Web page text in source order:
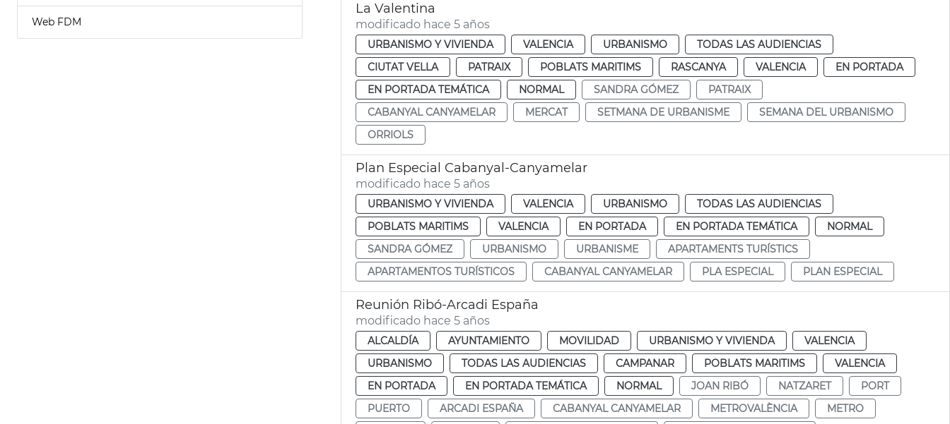
Web FDM
La Valentina
modificado hace 5 años
URBANISMO Y VIVIENDA VALENCIA URBANISMO
TODAS LAS AUDIENCIAS
CIUTAT VELLA
PATRAIX POBLATS MARITIMS RASCANYA VALENCIA
EN PORTADA
EN PORTADA TEMÁTICA
NORMAL SANDRA GÓMEZ
PATRAIX
CABANYAL CANYAMELAR
MERCAT SETMANA DE URBANISME
SEMANA DEL URBANISMO
ORRIOLS
Plan Especial Cabanyal-Canyamelar
modificado hace 5 años
URBANISMO Y VIVIENDA VALENCIA URBANISMO
TODAS LAS AUDIENCIAS
POBLATS MARITIMS
VALENCIA EN PORTADA EN PORTADA TEMÁTICA
NORMAL
SANDRA GÓMEZ
URBANISMO URBANISME
APARTAMENTS TURÍSTICS
APARTAMENTOS TURÍSTICOS
CABANYAL CANYAMELAR PLA ESPECIAL PLAN ESPECIAL
Reunión Ribó-Arcadi España
modificado hace 5 años
ALCALDÍA AYUNTAMIENTO MOVILIDAD URBANISMO Y VIVIENDA
VALENCIA
URBANISMO
TODAS LAS AUDIENCIAS CAMPANAR POBLATS MARITIMS
VALENCIA
EN PORTADA
EN PORTADA TEMÁTICA NORMAL JOAN RIBÓ NATZARET
PORT
PUERTO
ARCADI ESPAÑA CABANYAL CANYAMELAR METROVALÈNCIA
METRO